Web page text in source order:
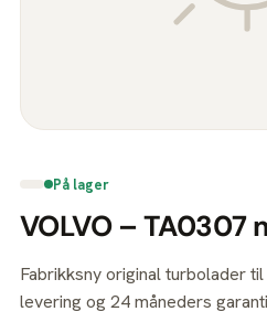
På lager
VOLVO –
Fabrikksny original turbolader
levering og 24 måneders